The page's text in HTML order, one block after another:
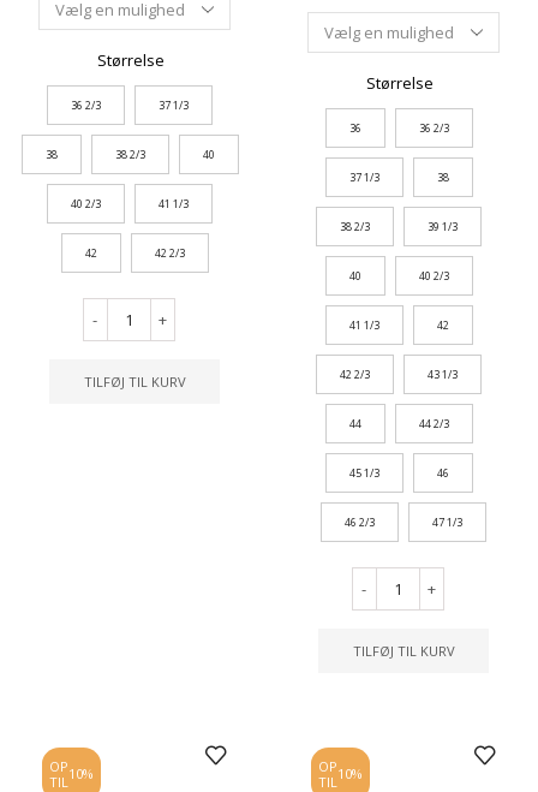
Størrelse
36 2/3 37 1/3
38 38 2/3 40
40 2/3 41 1/3
42 42 2/3
- +
TILFØJ TIL KURV
Størrelse
36 36 2/3
37 1/3 38
38 2/3 39 1/3
40 40 2/3
41 1/3 42
42 2/3 43 1/3
44 44 2/3
45 1/3 46
46 2/3 47 1/3
- +
TILFØJ TIL KURV
OP
TIL 10%
OP
TIL 10%